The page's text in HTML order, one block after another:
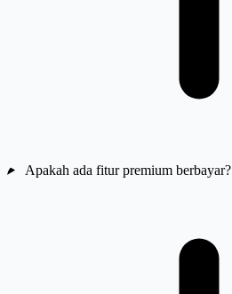
Apakah ada fitur premium berbayar?